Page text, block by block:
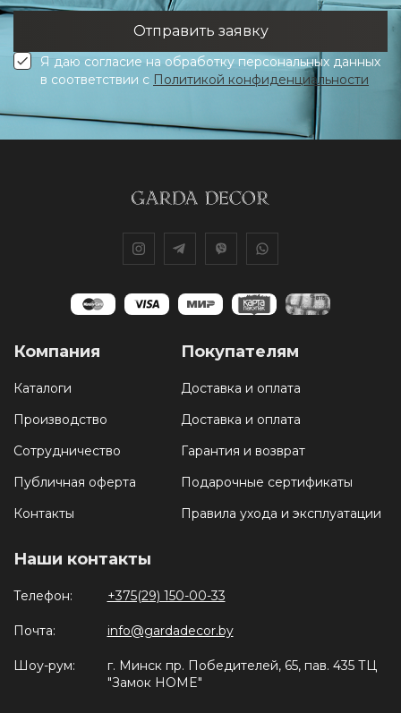
Я даю согласие на обработку персональных данных
в соответствии с Политикой конфиденциальности
Компания
Каталоги
Производство
Сотрудничество
Публичная оферта
Контакты
Покупателям
Доставка и оплата
Доставка и оплата
Гарантия и возврат
Подарочные сертификаты
Правила ухода и эксплуатации
Наши контакты
Телефон: +375(29) 150-00-33
Почта: info@gardadecor.by
Шоу-рум:
г. Минск пр. Победителей, 65, пав. 435 ТЦ
"Замок HOME"